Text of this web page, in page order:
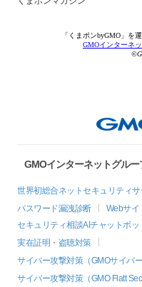
「くまポンbyGMO」を
GMOインターネ
GMOインターネットグル
世界初総合ネットセキュリティサ
パスワード漏洩診断
Webサイ
セキュリティ相談AIチャットボッ
実在証明・盗聴対策
サイバー攻撃対策（GMOサイバ
サイバー攻撃対策（GMO Flatt